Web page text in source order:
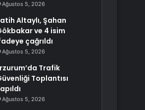
Ağustos 5, 2026
Altaylı, Şahan
ve 4 isim
çağrıldı
Ağustos 5, 2026
Trafik
Toplantısı
Ağustos 5, 2026